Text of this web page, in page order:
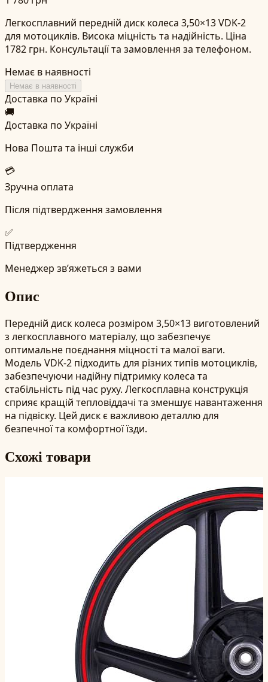
Легкосплавний передній диск колеса 3,50×13 VDK-2
для мотоциклів. Висока міцність та надійність. Ціна
1782 грн. Консультації та замовлення за телефоном.
Немає в наявності
Немає в наявності
Доставка по Україні
🚚
Доставка по Україні
Нова Пошта та інші служби
💳
Зручна оплата
Після підтвердження замовлення
✅
Підтвердження
Менеджер зв’яжеться з вами
Опис
Передній диск колеса розміром 3,50×13 виготовлений
з легкосплавного матеріалу, що забезпечує
оптимальне поєднання міцності та малої ваги.
Модель VDK-2 підходить для різних типів мотоциклів,
забезпечуючи надійну підтримку колеса та
стабільність під час руху. Легкосплавна конструкція
сприяє кращій тепловіддачі та зменшує навантаження
на підвіску. Цей диск є важливою деталлю для
безпечної та комфортної їзди.
Схожі товари